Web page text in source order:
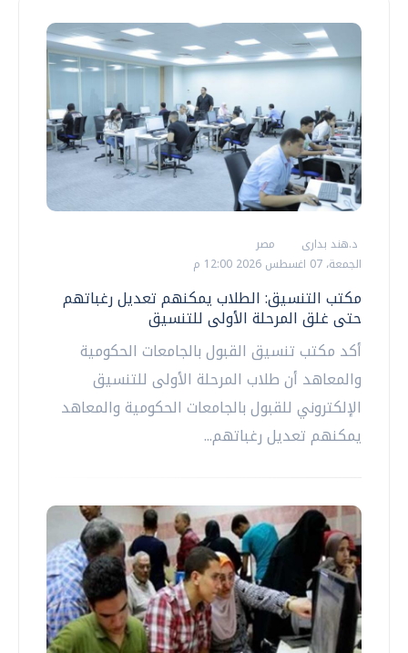
د.هند بدارى
مصر
الجمعة، 07 اغسطس 2026 12:00 م
مكتب التنسيق: الطلاب يمكنهم تعديل رغباتهم
حتى غلق المرحلة الأولى للتنسيق
أكد مكتب تنسيق القبول بالجامعات الحكومية
والمعاهد أن طلاب المرحلة الأولى للتنسيق
الإلكتروني للقبول بالجامعات الحكومية والمعاهد
يمكنهم تعديل رغباتهم...